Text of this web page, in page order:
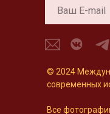
© 2024
современных
Все